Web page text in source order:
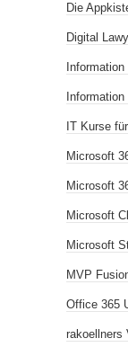
Die
Digital
IT Kurse
Microsoft
Microsoft
Microsoft
Microsoft
MVP
Office 365
rakoellners